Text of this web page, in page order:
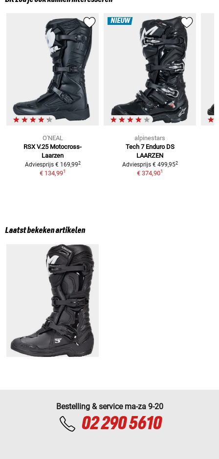
O'NEAL
RSX V.25 Motocross-
Laarzen
Adviesprijs € 169,992
€ 134,991
NIEUW
alpinestars
Tech 7 Enduro DS
LAARZEN
Adviesprijs € 499,952
€ 374,901
Laatst bekeken artikelen
Bestelling & service ma-za 9-20
02 290 5610